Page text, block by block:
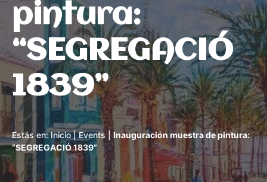
pintura:
“SEGREGACIÓ
1839”
Estás en:Inicio|Events|Inauguración muestra de pintura:
“SEGREGACIÓ 1839”